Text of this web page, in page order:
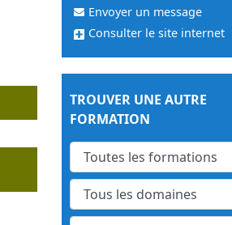
Envoyer un message
Consulter le site internet
TROUVER UNE AUTRE
FORMATION